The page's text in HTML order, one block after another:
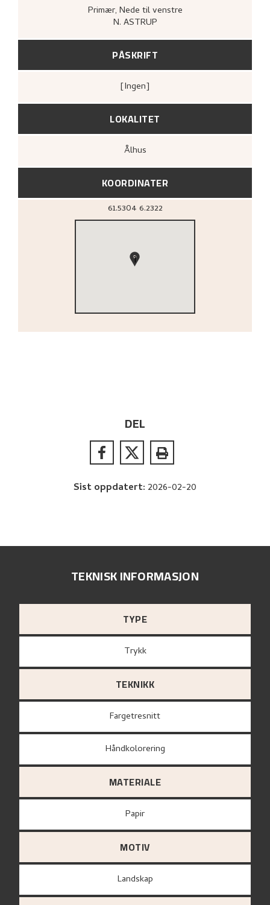
Primær, Nede til venstre
N. ASTRUP
PÅSKRIFT
[ingen]
LOKALITET
Ålhus
KOORDINATER
61.5304 6.2322
1
DEL
Sist oppdatert: 2026-02-20
TEKNISK INFORMASJON
TYPE
Trykk
TEKNIKK
Fargetresnitt
Håndkolorering
MATERIALE
papir
MOTIV
Landskap